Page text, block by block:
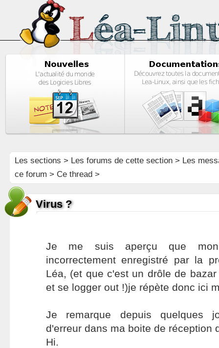
Les sections > Les forums de cette section> Les
ce forum > Ce thread >
Virus ?
Je me suis aperçu que
incorrectement enregistré par la
Léa, (et que c'est un drôle de
et se logger out !)je répète donc ici
Je remarque depuis quelques
d'erreur dans ma boite de réception
Hi.